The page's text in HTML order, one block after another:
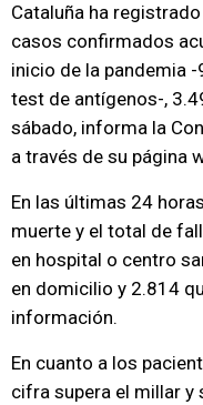
Cataluña ha
casos confirmados
inicio de la pandemia
test de antígenos-,
sábado, informa la
a través de su página
En las últimas 24
muerte y el total de
en hospital o centro
en domicilio y 2.814
información.
En cuanto a los
cifra supera el millar y